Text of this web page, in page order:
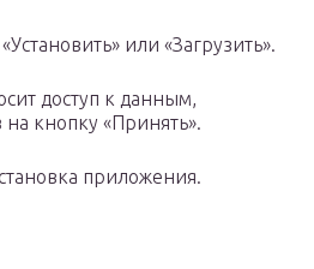
или «Загрузить».
доступ к данным,
кнопку «Принять».
приложения.